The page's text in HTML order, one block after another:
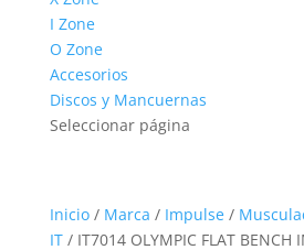
I Zone
O Zone
Accesorios
Discos y Mancuernas
Seleccionar página
Inicio/ Marca / Impulse/
IT/ IT7014 OLYMPIC FLAT BENCH